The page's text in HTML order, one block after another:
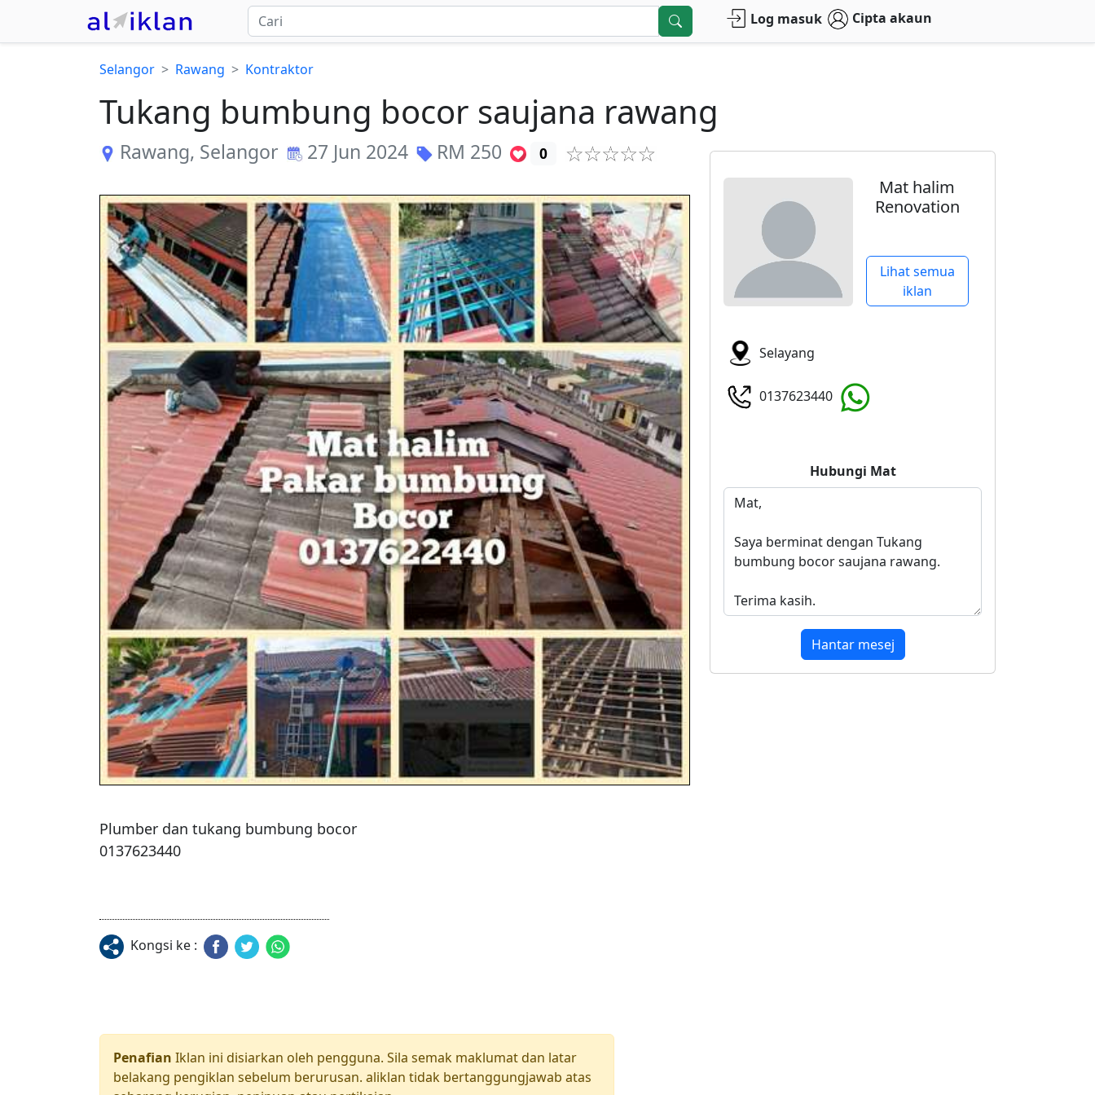
Log masuk Cipta akaun
Selangor Rawang Kontraktor
Tukang bumbung bocor saujana rawang
Rawang, Selangor 27 Jun 2024 RM 250 0
Plumber dan tukang bumbung bocor
0137623440
Kongsi ke :
Mat halim
Renovation
Lihat semua
iklan
Selayang
0137623440
Hubungi Mat
Hantar mesej
Penafian Iklan ini disiarkan oleh pengguna. Sila semak maklumat dan latar
belakang pengiklan sebelum berurusan. aliklan tidak bertanggungjawab atas